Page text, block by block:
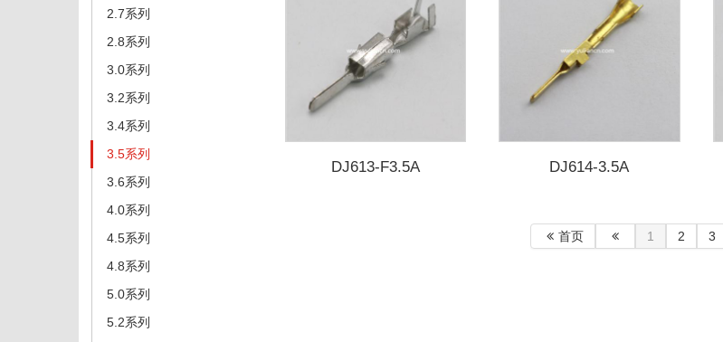
2.7系列
2.8系列
3.0系列
3.2系列
3.4系列
3.5系列
3.6系列
4.0系列
4.5系列
4.8系列
5.0系列
5.2系列
DJ613-F3.5A DJ614-3.5A
首页 1 2 3